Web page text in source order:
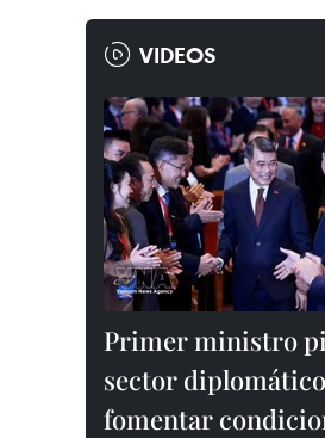
VIDEOS
Primer ministro
sector diplomático
fomentar